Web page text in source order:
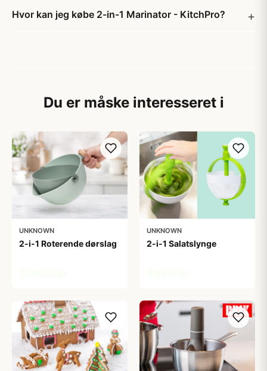
Hvor kan jeg købe 2-in-1 Marinator - KitchPro?
Du er måske interesseret i
UNKNOWN
2-i-1 Roterende dørslag
UNKNOWN
2-i-1 Salatslynge